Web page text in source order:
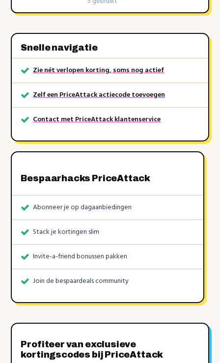
Snelle navigatie
Zie nét verlopen korting, soms nog actief
Zelf een PriceAttack actiecode toevoegen
Contact met PriceAttack klantenservice
Bespaarhacks PriceAttack
Abonneer je op dagaanbiedingen
Stack je kortingen slim
Invite-a-friend bonussen pakken
Join de bespaardeals community
Profiteer van exclusieve
kortingscodes bij PriceAttack